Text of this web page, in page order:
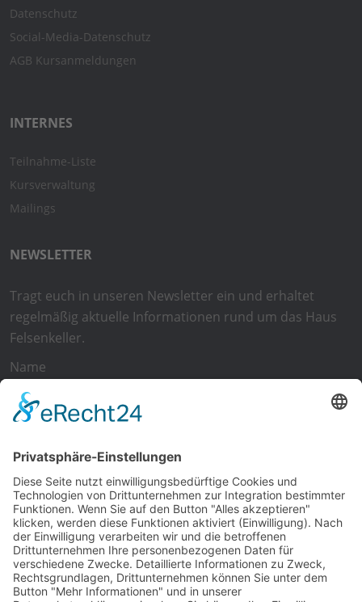
Datenschutz
Social-Media-Datenschutz
AGB Kursanmeldungen
INTERNES
Teilnahme-Liste
Kursverwaltung
Mailings
NEWSLETTER
Tragt euch in unseren Newsletter ein und erhaltet
regelmäßig aktuelle Informationen rund um das Haus
Felsenkeller.
Name
E-Mail
akzeptiere dieAllgemeinen Geschäftsbedingungenund